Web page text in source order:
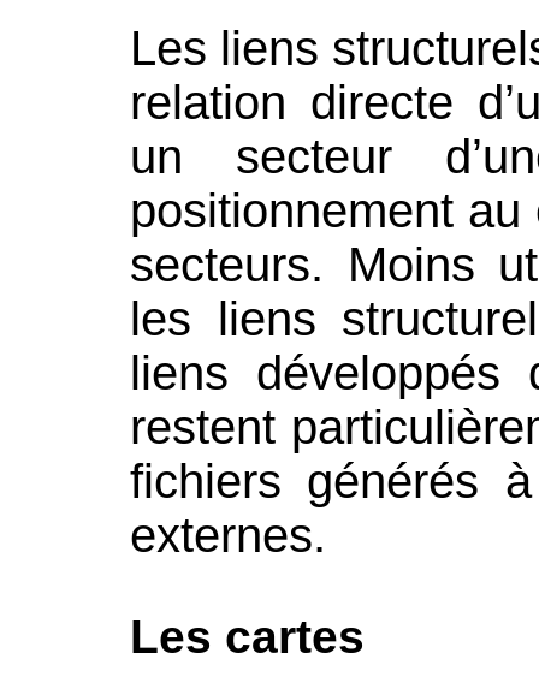
Les liens
relation directe
un secteur
positionnement
secteurs. Moins
les liens
liens développés
restent
fichiers générés
externes.
Les cartes